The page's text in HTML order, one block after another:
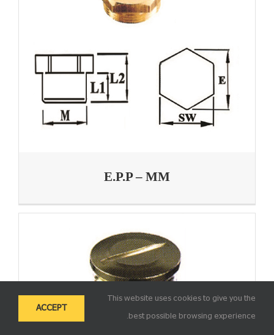
E.P.P – MM
This website uses cookies to give you the
best possible browsing experience.
ACCEPT